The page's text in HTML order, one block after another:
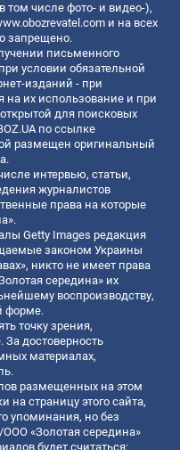
том числе фото- и видео-),
и на всех
запрещено.
письменного
условии обязательной
изданий - при
их использование и при
для поисковых
по ссылке
размещен оригинальный
интервью, статьи,
журналистов
права на которые
Getty Images редакция
законом Украины
никто не имеет права
середина» их
воспроизводству,
форме.
точку зрения,
достоверность
материалах,
размещенных на этом
на страницу этого сайта,
упоминания, но без
«Золотая середина»
будет считаться: